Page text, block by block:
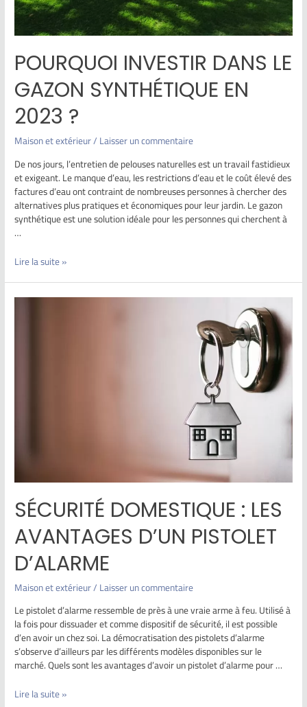
POURQUOI INVESTIR DANS LE
GAZON SYNTHÉTIQUE EN
2023 ?
Maison et extérieur/Laisser un commentaire
De nos jours, l’entretien de pelouses naturelles est un travail fastidieux
et exigeant. Le manque d’eau, les restrictions d’eau et le coût élevé des
factures d’eau ont contraint de nombreuses personnes à chercher des
alternatives plus pratiques et économiques pour leur jardin. Le gazon
synthétique est une solution idéale pour les personnes qui cherchent à
…
Lire la suite »
SÉCURITÉ DOMESTIQUE : LES
AVANTAGES D’UN PISTOLET
D’ALARME
Maison et extérieur/Laisser un commentaire
Le pistolet d’alarme ressemble de près à une vraie arme à feu. Utilisé à
la fois pour dissuader et comme dispositif de sécurité, il est possible
d’en avoir un chez soi. La démocratisation des pistolets d’alarme
s’observe d’ailleurs par les différents modèles disponibles sur le
marché. Quels sont les avantages d’avoir un pistolet d’alarme pour …
Lire la suite »